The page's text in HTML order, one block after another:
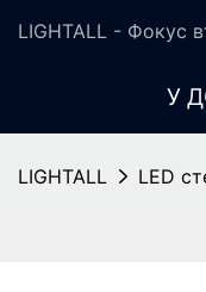
LIGHTALL - Фокус
У
LIGHTALL LED